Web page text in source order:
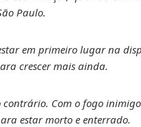
Paulo.
em primeiro lugar na
crescer mais ainda.
contrário. Com o fogo
estar morto e enterrado.